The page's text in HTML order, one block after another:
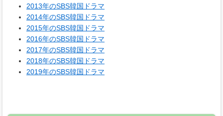
2013年のSBS韓国ドラマ
2014年のSBS韓国ドラマ
2015年のSBS韓国ドラマ
2016年のSBS韓国ドラマ
2017年のSBS韓国ドラマ
2018年のSBS韓国ドラマ
2019年のSBS韓国ドラマ